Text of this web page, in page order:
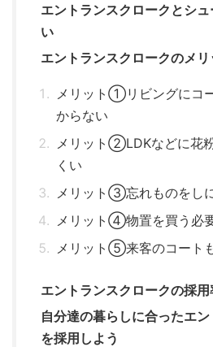
エントランスクロークとシ
い
エントランスクロークのメ
メリット①リビングにコ
からない
メリット②LDKなどに花
くい
メリット③忘れものをし
メリット④物置を買う必
メリット⑤来客のコート
エントランスクロークの採用
自分達の暮らしに合ったエ
を採用しよう